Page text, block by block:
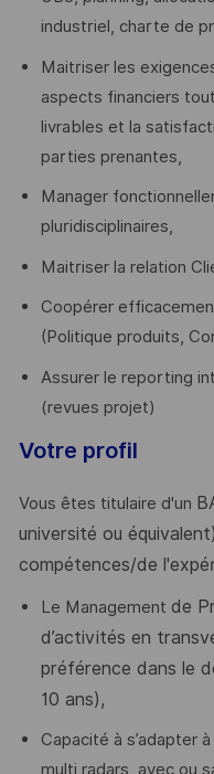
industriel, charte de
Maitriser les
aspects financiers
livrables et la
parties prenantes,
Manager
pluridisciplinaires,
Maitriser la relation
Coopérer
(Politique produits,
Assurer le reporting
(revues projet)
Votre profil
Vous êtes titulaire d'un
université ou
compétences/de
Le Management de
d’activités en
préférence dans le
10 ans),
Capacité à s’adapter